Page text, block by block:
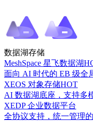
数据湖存储
MeshSpace 星飞数据湖
面向 AI 时代的 EB 级全
XEOS 对象存储HOT
AI 数据湖底座，支持多
XEDP 企业数据平台
全协议支持，统一管理